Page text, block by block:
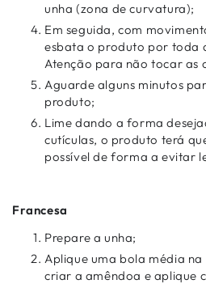
unha (zona de curvatura);
Em seguida, com
esbata o produto por toda
Atenção para não tocar as
Aguarde alguns minutos
produto;
Lime dando a forma
cutículas, o produto terá
possível de forma a evitar
Francesa
Prepare a unha;
Aplique uma bola média
criar a amêndoa e aplique